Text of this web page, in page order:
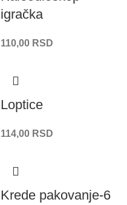
igračka
110,00 RSD
Loptice
114,00 RSD
Krede pakovanje-6